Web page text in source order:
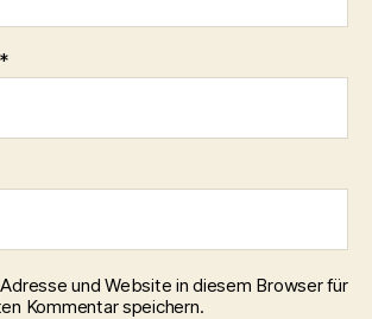
*
und Website in diesem Browser für
Kommentar speichern.